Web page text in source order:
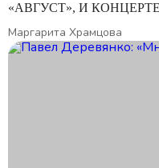
«АВГУСТ», И
Маргарита Храмцова